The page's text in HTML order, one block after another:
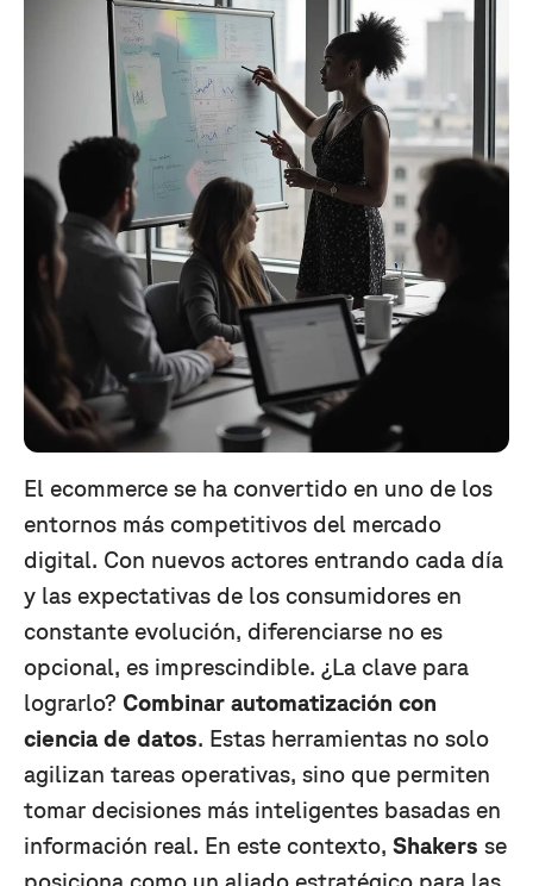
El ecommerce se ha convertido en uno de los
entornos más competitivos del mercado
digital. Con nuevos actores entrando cada día
y las expectativas de los consumidores en
constante evolución, diferenciarse no es
opcional, es imprescindible. ¿La clave para
lograrlo? Combinar automatización con
ciencia de datos. Estas herramientas no solo
agilizan tareas operativas, sino que permiten
tomar decisiones más inteligentes basadas en
información real. En este contexto, Shakers se